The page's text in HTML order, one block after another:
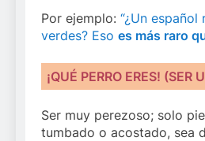
Por ejemplo: “¿Un
verdes? Eso es más raro
¡QUÉ PERRO ERES! (SER
Ser muy perezoso; solo
tumbado o acostado, sea